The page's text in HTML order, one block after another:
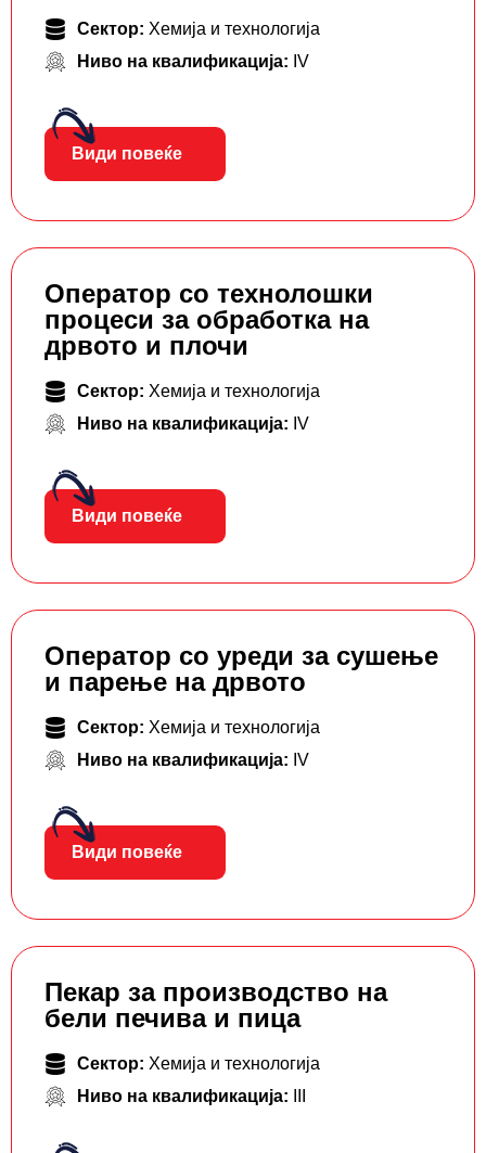
Сектор: Хемија и технологија
Ниво на квалификација: IV
Види повеќе
Оператор со технолошки
процеси за обработка на
дрвото и плочи
Сектор: Хемија и технологија
Ниво на квалификација: IV
Види повеќе
Оператор со уреди за сушење
и парење на дрвото
Сектор: Хемија и технологија
Ниво на квалификација: IV
Види повеќе
Пекар за производство на
бели печива и пица
Сектор: Хемија и технологија
Ниво на квалификација: